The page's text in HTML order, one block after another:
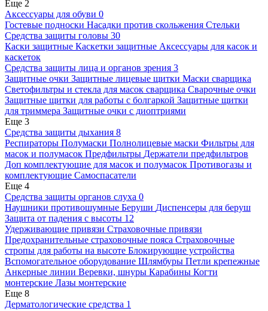
Еще 2
Аксессуары для обуви 0
Гостевые подноски Насадки против скольжения Стельки
Средства защиты головы 30
Каски защитные Каскетки защитные Аксессуары для касок и
каскеток
Средства защиты лица и органов зрения 3
Защитные очки Защитные лицевые щитки Маски сварщика
Светофильтры и стекла для масок сварщика Сварочные очки
Защитные щитки для работы с болгаркой Защитные щитки
для триммера Защитные очки с диоптриями
Еще 3
Средства защиты дыхания 8
Респираторы Полумаски Полнолицевые маски Фильтры для
масок и полумасок Предфильтры Держатели предфильтров
Доп комплектующие для масок и полумасок Противогазы и
комплектующие Самоспасатели
Еще 4
Средства защиты органов слуха 0
Наушники противошумные Беруши Диспенсеры для беруш
Защита от падения с высоты 12
Удерживающие привязи Страховочные привязи
Предохранительные страховочные пояса Страховочные
стропы для работы на высоте Блокирующие устройства
Вспомогательное оборудование Шлямбуры Петли крепежные
Анкерные линии Веревки, шнуры Карабины Когти
монтерские Лазы монтерские
Еще 8
Дерматологические средства 1